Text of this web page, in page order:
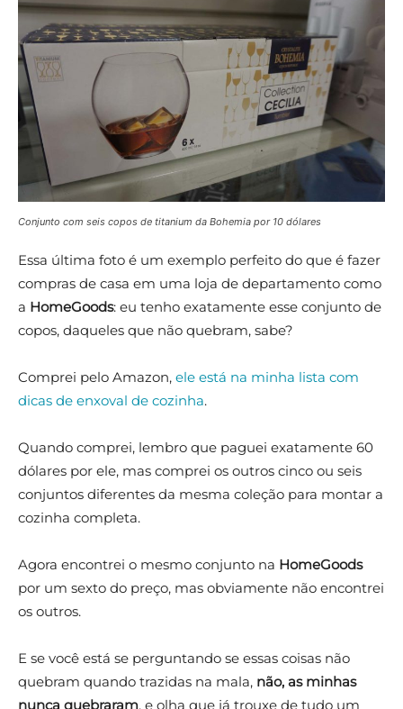
Conjunto com seis copos de titanium da Bohemia por 10 dólares
Essa última foto é um exemplo perfeito do que é fazer
compras de casa em uma loja de departamento como
a HomeGoods: eu tenho exatamente esse conjunto de
copos, daqueles que não quebram, sabe?
Comprei pelo Amazon, ele está na minha lista com
dicas de enxoval de cozinha.
Quando comprei, lembro que paguei exatamente 60
dólares por ele, mas comprei os outros cinco ou seis
conjuntos diferentes da mesma coleção para montar a
cozinha completa.
Agora encontrei o mesmo conjunto na HomeGoods
por um sexto do preço, mas obviamente não encontrei
os outros.
E se você está se perguntando se essas coisas não
quebram quando trazidas na mala, não, as minhas
nunca quebraram, e olha que já trouxe de tudo um